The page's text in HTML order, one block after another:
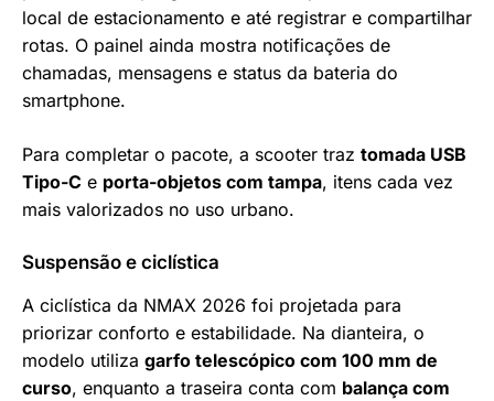
local de estacionamento e até registrar e compartilhar
rotas. O painel ainda mostra notificações de
chamadas, mensagens e status da bateria do
smartphone.
Para completar o pacote, a scooter traz tomada USB
Tipo-C e porta-objetos com tampa, itens cada vez
mais valorizados no uso urbano.
Suspensão e ciclística
A ciclística da NMAX 2026 foi projetada para
priorizar conforto e estabilidade. Na dianteira, o
modelo utiliza garfo telescópico com 100 mm de
curso, enquanto a traseira conta com balança com